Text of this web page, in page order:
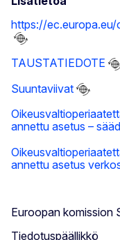
https://ec.europa.eu/
TAUSTATIEDOTE
Suuntaviivat
annettu asetus –
annettu asetus
Euroopan komission
Tiedotuspäällikkö